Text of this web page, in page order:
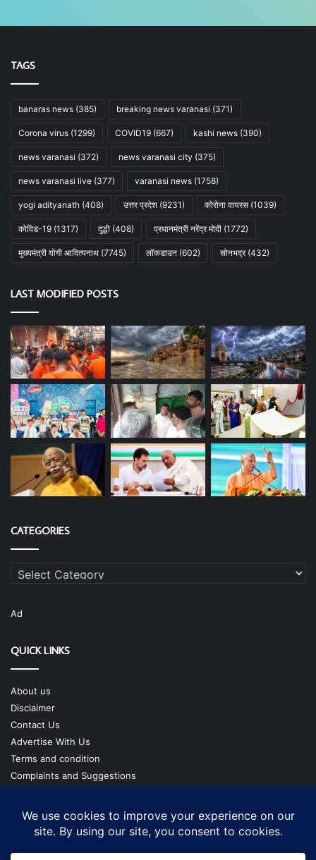
TAGS
banaras news (385) breaking news varanasi (371)
Corona virus (1299) COVID19 (667) kashi news (390)
news varanasi (372) news varanasi city (375)
news varanasi live (377) varanasi news (1758)
yogi adityanath (408) उत्तर प्रदेश (9231) कोरोना वायरस (1039)
कोविड-19 (1317) दुद्धी (408) प्रधानमंत्री नरेंद्र मोदी (1772)
मुख्यमंत्री योगी आदित्यनाथ (7745) लॉकडाउन (602) सोनभद्र(432)
LAST MODIFIED POSTS
CATEGORIES
Categories
Ad
QUICK LINKS
About us
Disclaimer
Contact Us
Advertise With Us
Terms and condition
Complaints and Suggestions
Our Team